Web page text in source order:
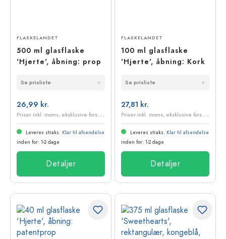
FLASKELANDET
500 ml glasflaske
'Hjerte', åbning: prop
Se prisliste
26,99 kr.
P
riser inkl. moms, eksklusive forsendelsesomkostninger
Leveres straks. Klar til afsendelse
inden for: 1-2 dage
Detaljer
FLASKELANDET
100 ml glasflaske
'Hjerte', åbning: Kork
Se prisliste
27,81 kr.
P
riser inkl. moms, eksklusive forsendelsesomkostninger
Leveres straks. Klar til afsendelse
inden for: 1-2 dage
Detaljer